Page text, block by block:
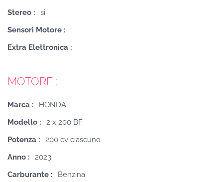
Stereo :
si
Sensori Motore :
Extra Elettronica :
MOTORE :
Marca :
HONDA
Modello :
2 x 200 BF
Potenza :
200 cv ciascuno
Anno :
2023
Carburante :
Benzina